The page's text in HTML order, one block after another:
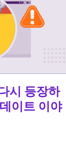
시 등장하
이트 이야